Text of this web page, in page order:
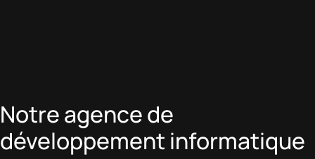
Notre agence de
développement informatique